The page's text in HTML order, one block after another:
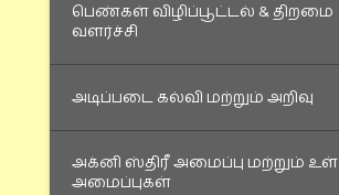
பெண்கள் விழிப்பூட்டல் & திறமை
வளர்ச்சி
அடிப்படை கல்வி மற்றும் அறிவு
அக்னி ஸ்திரீ அமைப்பு மற்றும் உள்
அமைப்புகள்